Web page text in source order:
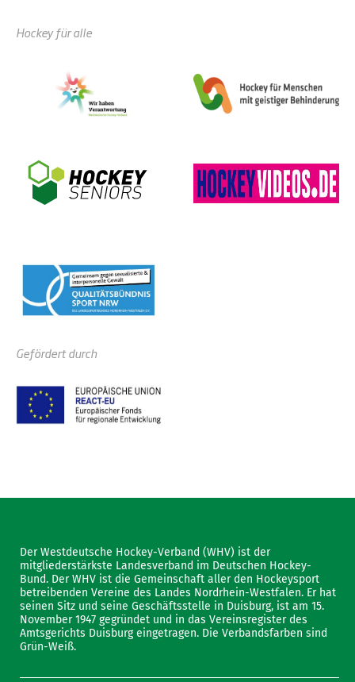
Hockey für alle
Gefördert durch
Der Westdeutsche Hockey-Verband (WHV) ist der
mitgliederstärkste Landesverband im Deutschen Hockey-
Bund. Der WHV ist die Gemeinschaft aller den Hockeysport
betreibenden Vereine des Landes Nordrhein-Westfalen. Er hat
seinen Sitz und seine Geschäftsstelle in Duisburg, ist am 15.
November 1947 gegründet und in das Vereinsregister des
Amtsgerichts Duisburg eingetragen. Die Verbandsfarben sind
Grün-Weiß.